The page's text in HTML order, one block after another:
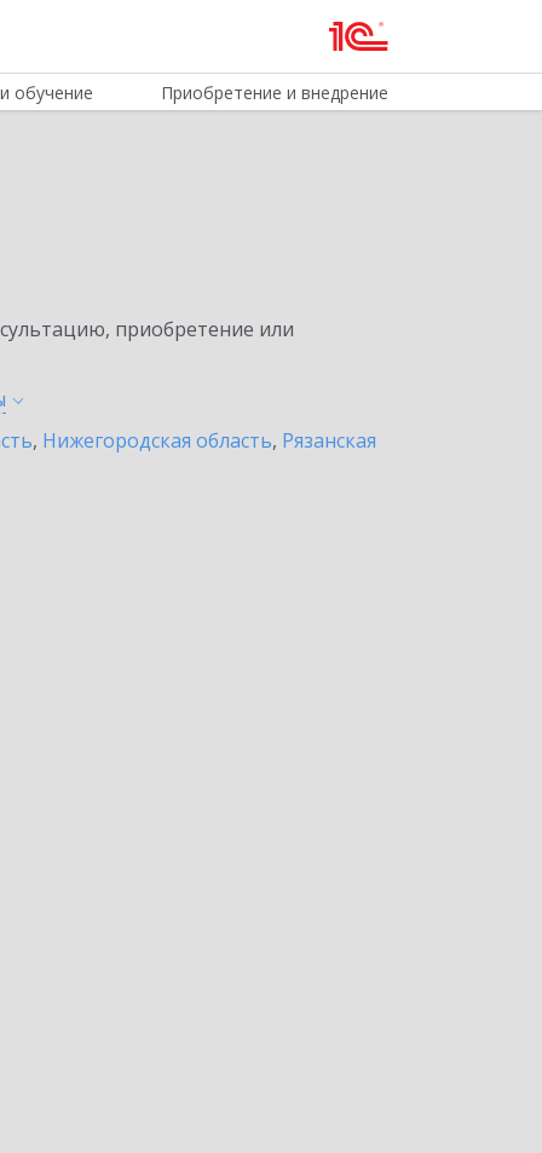
обучение Приобретение и внедрение
приобретение или
, Нижегородская область, Рязанская